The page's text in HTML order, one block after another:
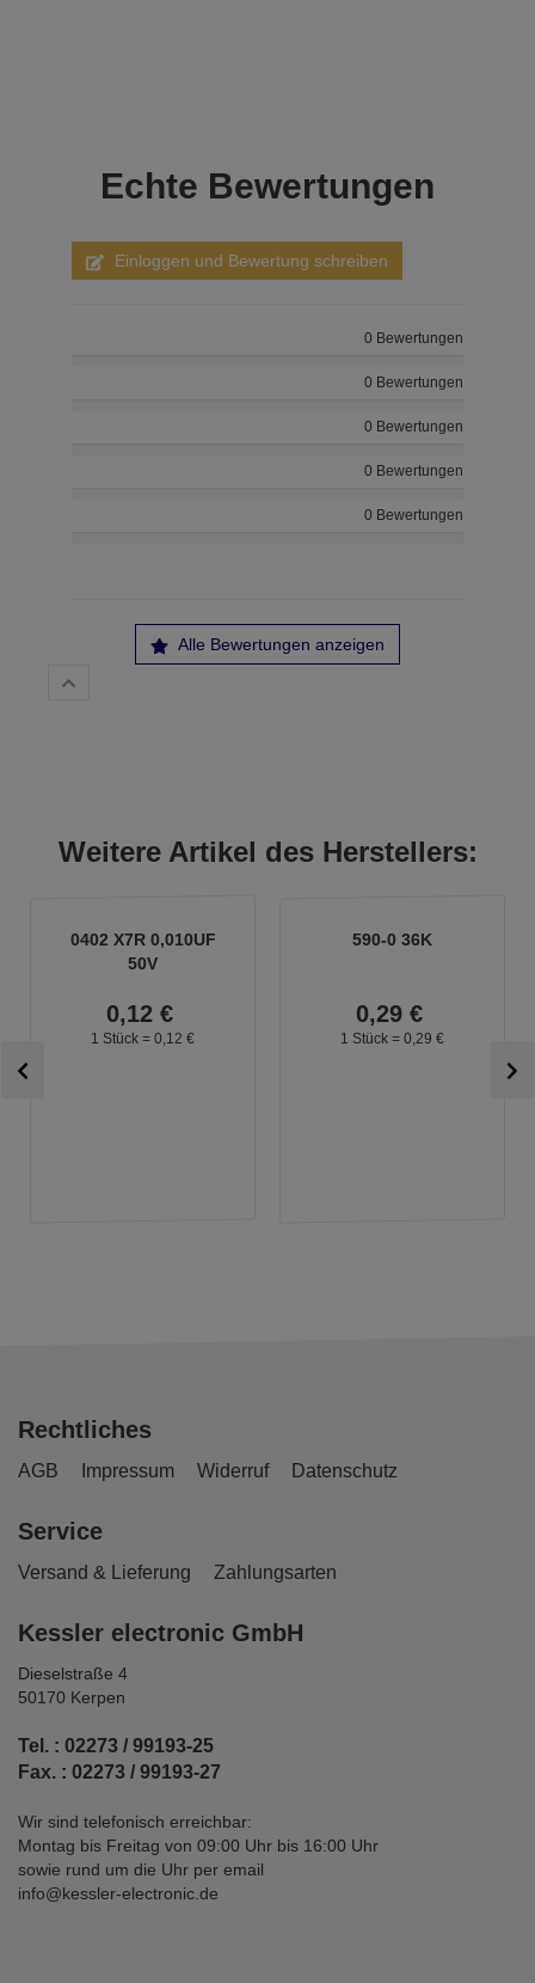
Echte Bewertungen
Einloggen und Bewertung schreiben
0 Bewertungen
0 Bewertungen
0 Bewertungen
0 Bewertungen
0 Bewertungen
Alle Bewertungen anzeigen
Weitere Artikel des Herstellers:
0402 X7R 0,010UF
50V
0,12 €
1 Stück = 0, 12 €
590-0 36K
0,29 €
1 Stück = 0, 29 €
Rechtliches
AGB Impressum Widerruf Datenschutz
Service
Versand & Lieferung Zahlungsarten
Kessler electronic GmbH
Dieselstraße 4
50170 Kerpen
Tel. : 02273 / 99193-25
Fax. : 02273 / 99193-27
Wir sind telefonisch erreichbar:
Montag bis Freitag von 09:00 Uhr bis 16:00 Uhr
sowie rund um die Uhr per email
info@kessler-electronic.de